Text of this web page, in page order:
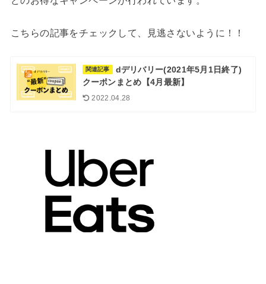
こちらの記事をチェックして、見逃さないように！！
関連記事
dデリバリー(2021年5月1日終了)
クーポンまとめ【4月最新】
2022.04.28